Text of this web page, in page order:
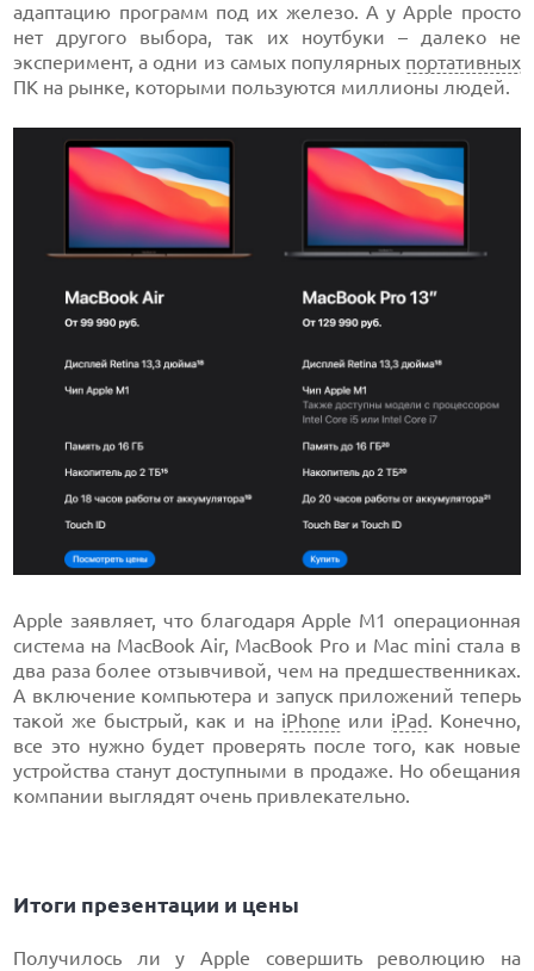
адаптацию программ под их железо. А у Apple просто
нет другого выбора, так их ноутбуки – далеко не
эксперимент, а одни из самых популярных портативных
ПК на рынке, которыми пользуются миллионы людей.
Apple заявляет, что благодаря Apple M1 операционная
система на MacBook Air, MacBook Pro и Mac mini стала в
два раза более отзывчивой, чем на предшественниках.
А включение компьютера и запуск приложений теперь
такой же быстрый, как и на iPhone или iPad. Конечно,
все это нужно будет проверять после того, как новые
устройства станут доступными в продаже. Но обещания
компании выглядят очень привлекательно.
Итоги презентации и цены
Получилось ли у Apple совершить революцию на